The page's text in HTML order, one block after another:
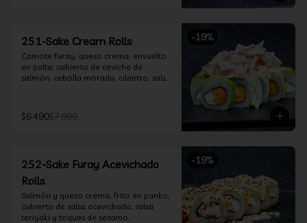
-19%
251-Sake Cream Rolls
Camote furay, queso crema, envuelto
en palta, cubierto de ceviche de
salmón, cebolla morada, cilantro, salsa
$6.490$7.990
-19%
252-Sake Furay Acevichado
Rolls
Salmón y queso crema, frito en panko,
cubierto de salsa acevichada, salsa
teriyaki y toques de sesamo.